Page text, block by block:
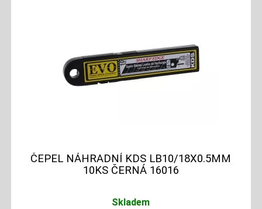
ČEPEL NÁHRADNÍ KDS LB10/18X0.5MM
10KS ČERNÁ 16016
Skladem